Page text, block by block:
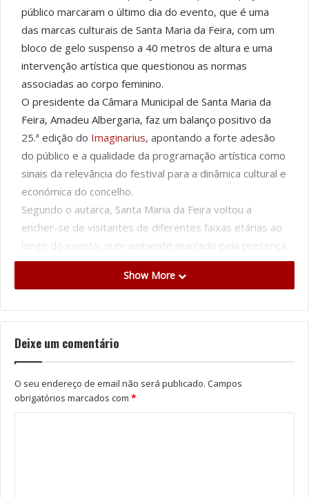
público marcaram o último dia do evento, que é uma
das marcas culturais de Santa Maria da Feira, com um
bloco de gelo suspenso a 40 metros de altura e uma
intervenção artística que questionou as normas
associadas ao corpo feminino.
O presidente da Câmara Municipal de Santa Maria da
Feira, Amadeu Albergaria, faz um balanço positivo da
25.ª edição do Imaginarius, apontando a forte adesão
do público e a qualidade da programação artística como
sinais da relevância do festival para a dinâmica cultural e
económica do concelho.
Segundo o autarca, Santa Maria da Feira voltou a
encher-se de visitantes de diferentes faixas etárias ao
longo do evento, num ambiente marcado pela presença
de propostas artísticas diversificadas e de grande
Maria da Feira”
. O responsável municipal considera que
Cultura, nas ruas e praças, junto das pessoas”,
mantendo a capacidade de surpreender quem visita o
Show More
Deixe um comentário
O seu endereço de email não será publicado. Campos
obrigatórios marcados com *